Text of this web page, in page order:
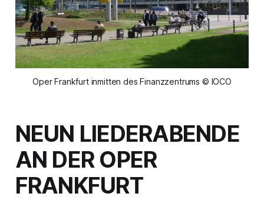
Oper Frankfurt inmitten des Finanzzentrums © IOCO
NEUN LIEDERABENDE
AN DER OPER
FRANKFURT